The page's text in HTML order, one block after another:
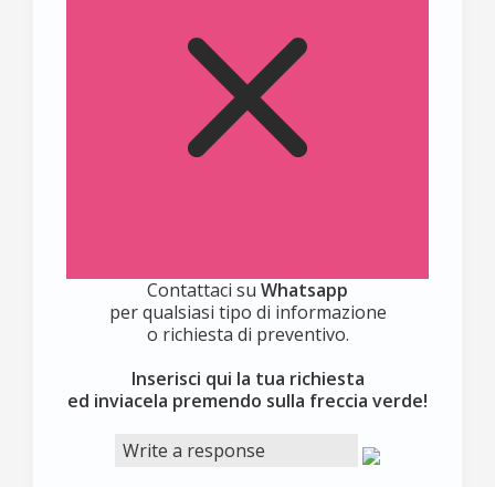
Contattaci su Whatsapp
per qualsiasi tipo di informazione
o richiesta di preventivo.
Inserisci qui la tua richiesta
ed inviacela premendo sulla freccia verde!